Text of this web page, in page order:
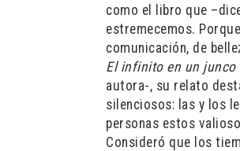
como el libro que
estremecemos.
comunicación, de
El infinito en un junco
autora-, su relato
silenciosos: las y los
personas estos
Consideró que los